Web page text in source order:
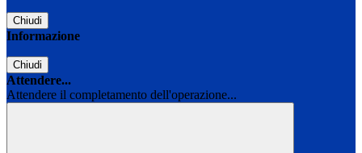
Chiudi
Informazione
Chiudi
Attendere...
Attendere il completamento dell'operazione...